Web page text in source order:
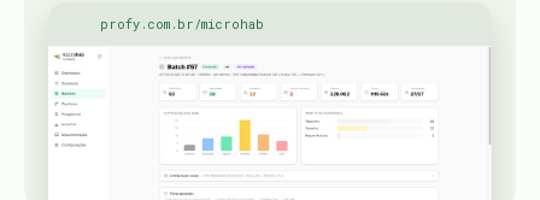
profy.com.br/microhab